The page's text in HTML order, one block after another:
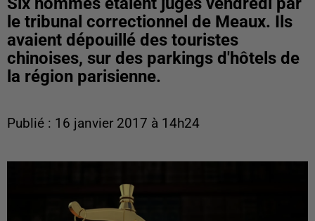
le tribunal correctionnel de Meaux. Ils
avaient dépouillé des touristes
chinoises, sur des parkings d'hôtels de
la région parisienne.
Publié : 16 janvier 2017 à 14h24